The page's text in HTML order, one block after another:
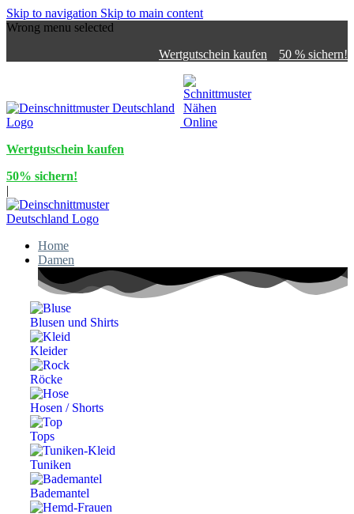
Skip to navigation Skip to main content
Wrong menu selected
Wertgutschein kaufen
50 % sichern!
Wertgutschein kaufen
50% sichern!
|
Home
Damen
Blusen und Shirts
Kleider
Röcke
Hosen / Shorts
Tops
Tuniken
Bademantel